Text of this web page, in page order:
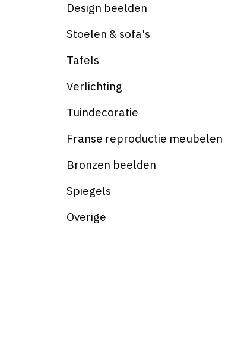
Design beelden
Stoelen & sofa's
Tafels
Verlichting
Tuindecoratie
Franse reproductie meubelen
Bronzen beelden
Spiegels
Overige